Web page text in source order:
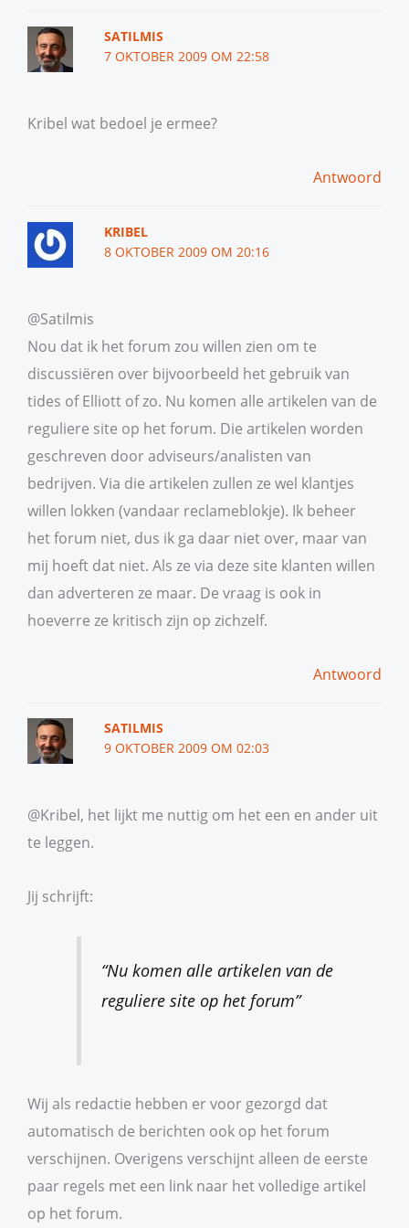
SATILMIS
7 OKTOBER 2009 OM 22:58
Kribel wat bedoel je ermee?
Antwoord
KRIBEL
8 OKTOBER 2009 OM 20:16
@Satilmis
Nou dat ik het forum zou willen zien om te
discussiëren over bijvoorbeeld het gebruik van
tides of Elliott of zo. Nu komen alle artikelen van de
reguliere site op het forum. Die artikelen worden
geschreven door adviseurs/analisten van
bedrijven. Via die artikelen zullen ze wel klantjes
willen lokken (vandaar reclameblokje). Ik beheer
het forum niet, dus ik ga daar niet over, maar van
mij hoeft dat niet. Als ze via deze site klanten willen
dan adverteren ze maar. De vraag is ook in
hoeverre ze kritisch zijn op zichzelf.
Antwoord
SATILMIS
9 OKTOBER 2009 OM 02:03
@Kribel, het lijkt me nuttig om het een en ander uit
te leggen.
Jij schrijft:
“Nu komen alle artikelen van de
reguliere site op het forum”
Wij als redactie hebben er voor gezorgd dat
automatisch de berichten ook op het forum
verschijnen. Overigens verschijnt alleen de eerste
paar regels met een link naar het volledige artikel
op het forum.